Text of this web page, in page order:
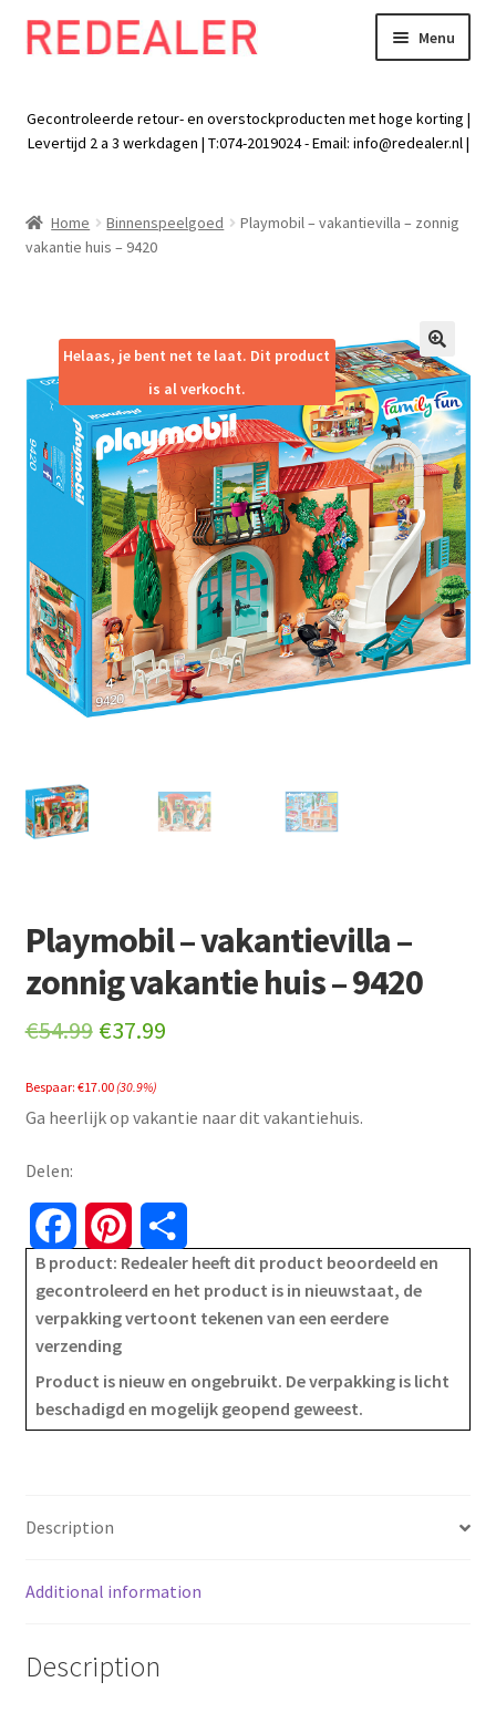
Skip
Skip
Menu
Baby en kind
Werk
Kleding
Retourboxen
Gecontroleerde retour- en overstockproducten met hoge korting |
Levertijd 2 a 3 werkdagen | T:074-2019024 - Email: info@redealer.nl|
Home Binnenspeelgoed
Playmobil – vakantievilla – zonnig
vakantie huis – 9420
🔍
Helaas, je bent net te laat. Dit product
is al verkocht.
Playmobil – vakantievilla –
zonnig vakantie huis – 9420
€54.99 Original
was:
€37.99Current
is:
Bespaar: €17.00(30.9%)
Ga heerlijk op vakantie naar dit vakantiehuis.
Delen:
a
c
b
i
n
e
t
h
a
e
B product: Redealer heeft dit product beoordeeld en
gecontroleerd en het product is in nieuwstaat, de
verpakking vertoont tekenen van een eerdere
verzending
Product is nieuw en ongebruikt. De verpakking is licht
beschadigd en mogelijk geopend geweest.
Description
Additional information
Description